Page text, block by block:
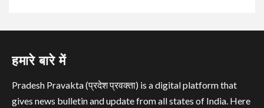
हमारे बारे में
Pradesh Pravakta (प्रदेश प्रवक्ता) is a digital platform that
gives news bulletin and update from all states of India. Here